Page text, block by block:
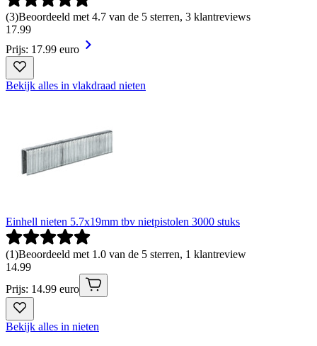
(3)Beoordeeld met 4.7 van de 5 sterren, 3 klantreviews
17.99
Prijs: 17.99 euro
Bekijk alles in vlakdraad nieten
Einhell nieten 5.7x19mm tbv nietpistolen 3000 stuks
(1)Beoordeeld met 1.0 van de 5 sterren, 1 klantreview
14.99
Prijs: 14.99 euro
Bekijk alles in nieten